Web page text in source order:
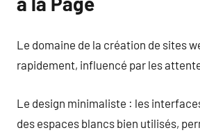
Le domaine de la création de sites
rapidement, influencé par les
Le design minimaliste : les
des espaces blancs bien utilisés,